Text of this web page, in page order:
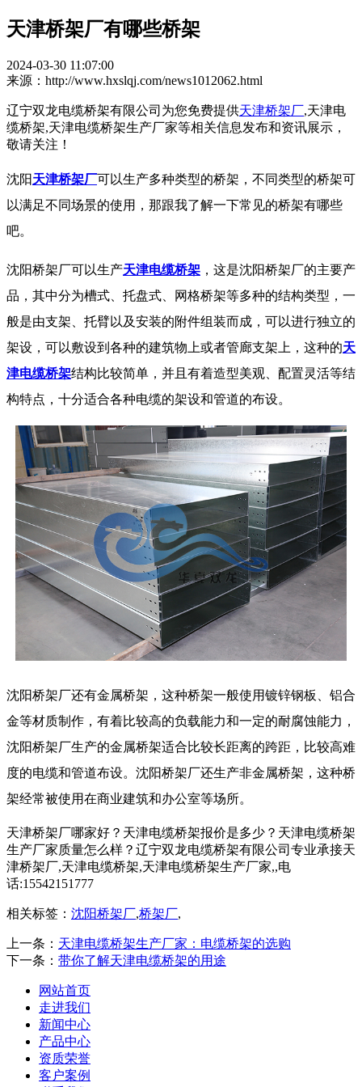
天津桥架厂有哪些桥架
2024-03-30 11:07:00
来源：http://www.hxslqj.com/news1012062.html
辽宁双龙电缆桥架有限公司为您免费提供天津桥架厂,天津电
缆桥架,天津电缆桥架生产厂家等相关信息发布和资讯展示，
敬请关注！
沈阳天津桥架厂可以生产多种类型的桥架，不同类型的桥架可
以满足不同场景的使用，那跟我了解一下常见的桥架有哪些
吧。
沈阳桥架厂可以生产天津电缆桥架 ，这是沈阳桥架厂的主要产
品，其中分为槽式、托盘式、网格桥架等多种的结构类型，一
般是由支架、托臂以及安装的附件组装而成，可以进行独立的
架设，可以敷设到各种的建筑物上或者管廊支架上，这种的天
津电缆桥架结构比较简单，并且有着造型美观、配置灵活等结
构特点，十分适合各种电缆的架设和管道的布设。
沈阳桥架厂还有金属桥架，这种桥架一般使用镀锌钢板、铝合
金等材质制作，有着比较高的负载能力和一定的耐腐蚀能力，
沈阳桥架厂生产的金属桥架适合比较长距离的跨距，比较高难
度的电缆和管道布设。沈阳桥架厂还生产非金属桥架，这种桥
架经常被使用在商业建筑和办公室等场所。
天津桥架厂哪家好？天津电缆桥架报价是多少？天津电缆桥架
生产厂家质量怎么样？辽宁双龙电缆桥架有限公司专业承接天
津桥架厂,天津电缆桥架,天津电缆桥架生产厂家,,电
话:15542151777
相关标签： 沈阳桥架厂,桥架厂,
上一条： 天津电缆桥架生产厂家：电缆桥架的选购
下一条： 带你了解天津电缆桥架的用途
网站首页
走进我们
新闻中心
产品中心
资质荣誉
客户案例